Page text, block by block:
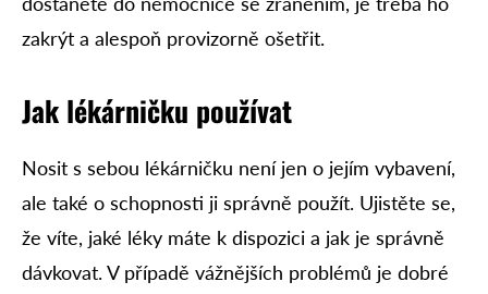
zakrýt a alespoň provizorně ošetřit.
Jak lékárničku používat
Nosit s sebou lékárničku není jen o jejím vybavení,
ale také o schopnosti ji správně použít. Ujistěte se,
že víte, jaké léky máte k dispozici a jak je správně
dávkovat. V případě vážnějších problémů je dobré